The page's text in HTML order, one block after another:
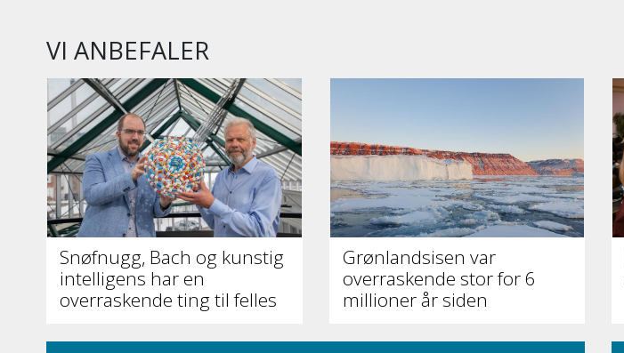
VI ANBEFALER
Snøfnugg, Bach og kunstig
intelligens har en
overraskende ting til felles
Grønlandsisen var
overraskende stor for 6
millioner år siden